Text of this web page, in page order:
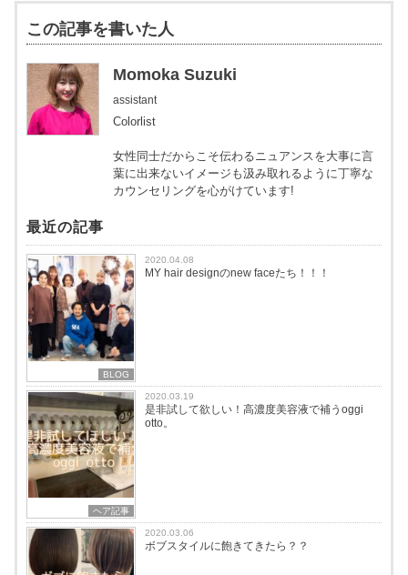
この記事を書いた人
Momoka Suzuki
assistant
Colorlist
女性同士だからこそ伝わるニュアンスを大事に言
葉に出来ないイメージも汲み取れるように丁寧な
カウンセリングを心がけています!
最近の記事
BLOG
2020.04.08
MY hair designのnew faceたち！！！
ヘア記事
2020.03.19
是非試して欲しい！高濃度美容液で補うoggi
otto。
2020.03.06
ボブスタイルに飽きてきたら？？